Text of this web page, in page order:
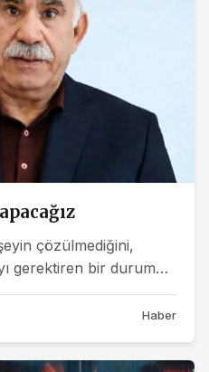
çözülmediğini,
gerektiren bir durumun
yasa'...
Haber